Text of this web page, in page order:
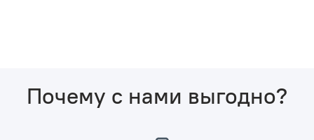
Почему с нами выгодно?